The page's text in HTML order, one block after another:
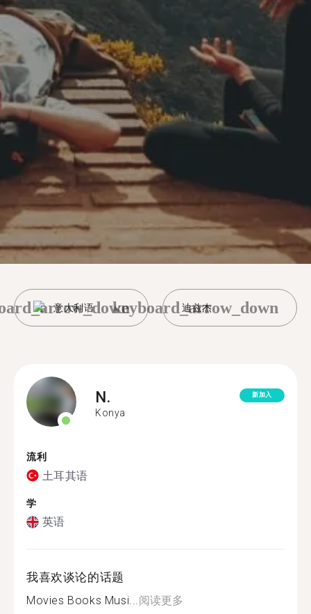
意大利语 迪兹杰
keyboard_arrow_down
N.
Konya
新加入
流利
土耳其语
学
英语
我喜欢谈论的话题
Movies Books Musi...阅读更多